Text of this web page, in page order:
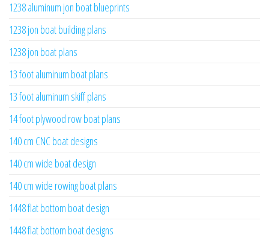
1238 aluminum jon boat blueprints
1238 jon boat building plans
1238 jon boat plans
13 foot aluminum boat plans
13 foot aluminum skiff plans
14 foot plywood row boat plans
140 cm CNC boat designs
140 cm wide boat design
140 cm wide rowing boat plans
1448 flat bottom boat design
1448 flat bottom boat designs